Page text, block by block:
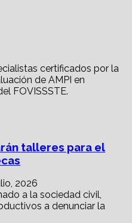
talleres para el
2026